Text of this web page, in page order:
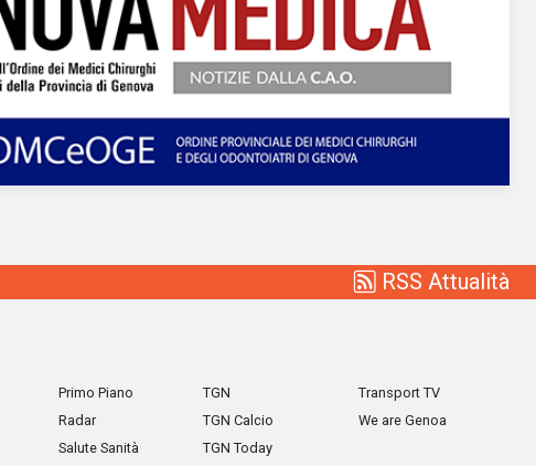
RSS Attualità
Primo Piano
Radar
Salute Sanità
TGN
TGN Calcio
TGN Today
Transport TV
We are Genoa